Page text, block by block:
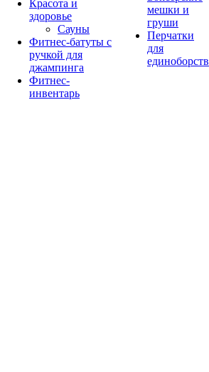
Красота и
здоровье
Сауны
Фитнес-батуты с
ручкой для
джампинга
Фитнес-
инвентарь
мешки и
груши
Перчатки
для
единоборств